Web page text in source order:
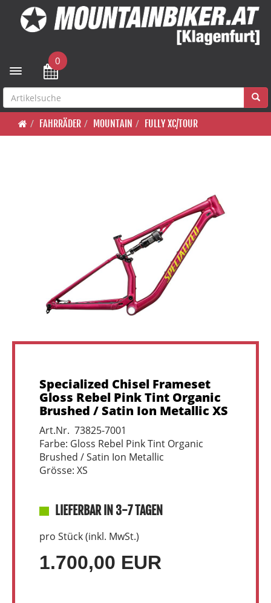
Toggle navigation
0
FAHRRÄDER MOUNTAIN FULLY XC/TOUR
Specialized Chisel Frameset
Gloss Rebel Pink Tint Organic
Brushed / Satin Ion Metallic XS
Art.Nr. 73825-7001
Farbe: Gloss Rebel Pink Tint Organic
Brushed / Satin Ion Metallic
Grösse: XS
LIEFERBAR IN 3-7 TAGEN
pro Stück (inkl. MwSt.)
1.700,00 EUR